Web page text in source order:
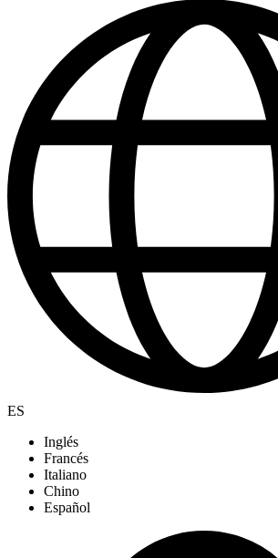
ES
Inglés
Francés
Italiano
Chino
Español